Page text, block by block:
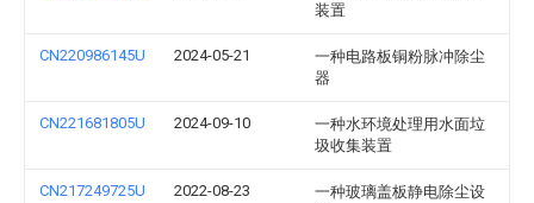
装置
CN220986145U 2024-05-21
一种电路板铜粉脉冲除尘
器
CN221681805U 2024-09-10
一种水环境处理用水面垃
圾收集装置
CN217249725U 2022-08-23
一种玻璃盖板静电除尘设